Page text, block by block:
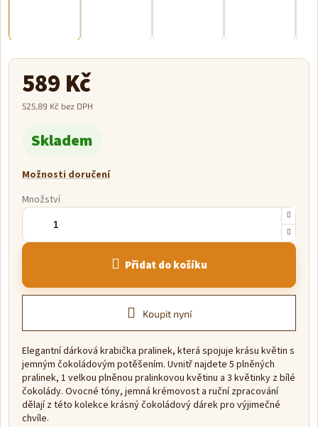
589 Kč
525,89 Kč bez DPH
cena:
Skladem
Možnosti doručení
Množství
Přidat do košíku
Koupit nyní
Elegantní dárková krabička pralinek, která spojuje krásu květin s
jemným čokoládovým potěšením. Uvnitř najdete 5 plněných
pralinek, 1 velkou plněnou pralinkovou květinu a 3 květinky z bílé
čokolády. Ovocné tóny, jemná krémovost a ruční zpracování
dělají z této kolekce krásný čokoládový dárek pro výjimečné
chvíle.